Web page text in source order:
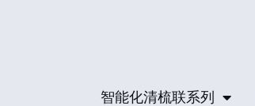
智能化清梳联系列